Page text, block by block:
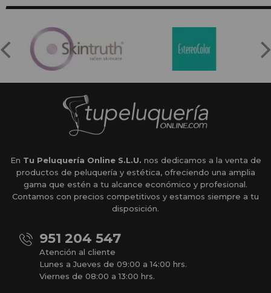
En Tu Peluquería Online S.L.U. nos dedicamos a la venta de
productos de peluquería y estética, ofreciendo una amplia
gama que estén a tu alcance económico y profesional.
Contamos con precios competitivos y estamos siempre a tu
disposición.
951 204 547
Atención al cliente
Lunes a Jueves de 09:00 a 14:00 hrs.
Viernes de 08:00 a 13:00 hrs.